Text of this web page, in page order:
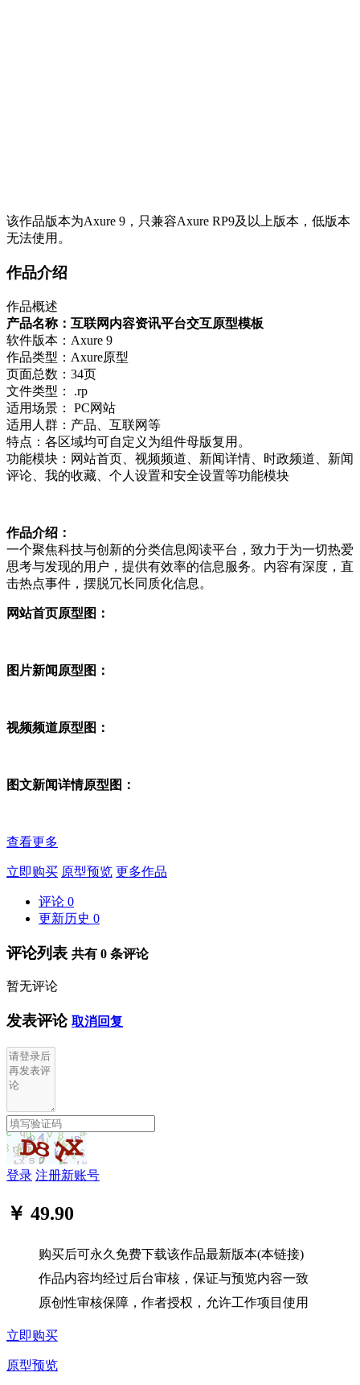
该作品版本为Axure 9，只兼容Axure RP9及以上版本，低版本
无法使用。
作品介绍
作品概述
产品名称：互联网内容资讯平台交互原型模板
软件版本：Axure 9
作品类型：Axure原型
页面总数：34页
文件类型： .rp
适用场景： PC网站
适用人群：产品、互联网等
特点：各区域均可自定义为组件母版复用。
功能模块：网站首页、视频频道、新闻详情、时政频道、新闻
评论、我的收藏、个人设置和安全设置等功能模块
作品介绍：
一个聚焦科技与创新的分类信息阅读平台，致力于为一切热爱
思考与发现的用户，提供有效率的信息服务。内容有深度，直
击热点事件，摆脱冗长同质化信息。
网站首页原型图：
图片新闻原型图：
视频频道原型图：
图文新闻详情原型图：
查看更多
立即购买 原型预览 更多作品
评论 0
更新历史 0
评论列表 共有 0 条评论
暂无评论
发表评论 取消回复
登录 注册新账号
￥ 49.90
购买后可永久免费下载该作品最新版本(本链接)
作品内容均经过后台审核，保证与预览内容一致
原创性审核保障，作者授权，允许工作项目使用
立即购买
原型预览